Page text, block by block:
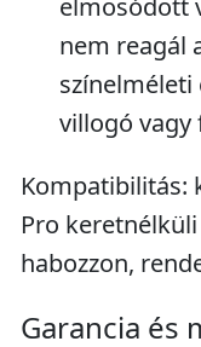
elmosódott
nem reagál
színelméleti
villogó vagy
Kompatibilitás:
Pro
habozzon,
Garancia és